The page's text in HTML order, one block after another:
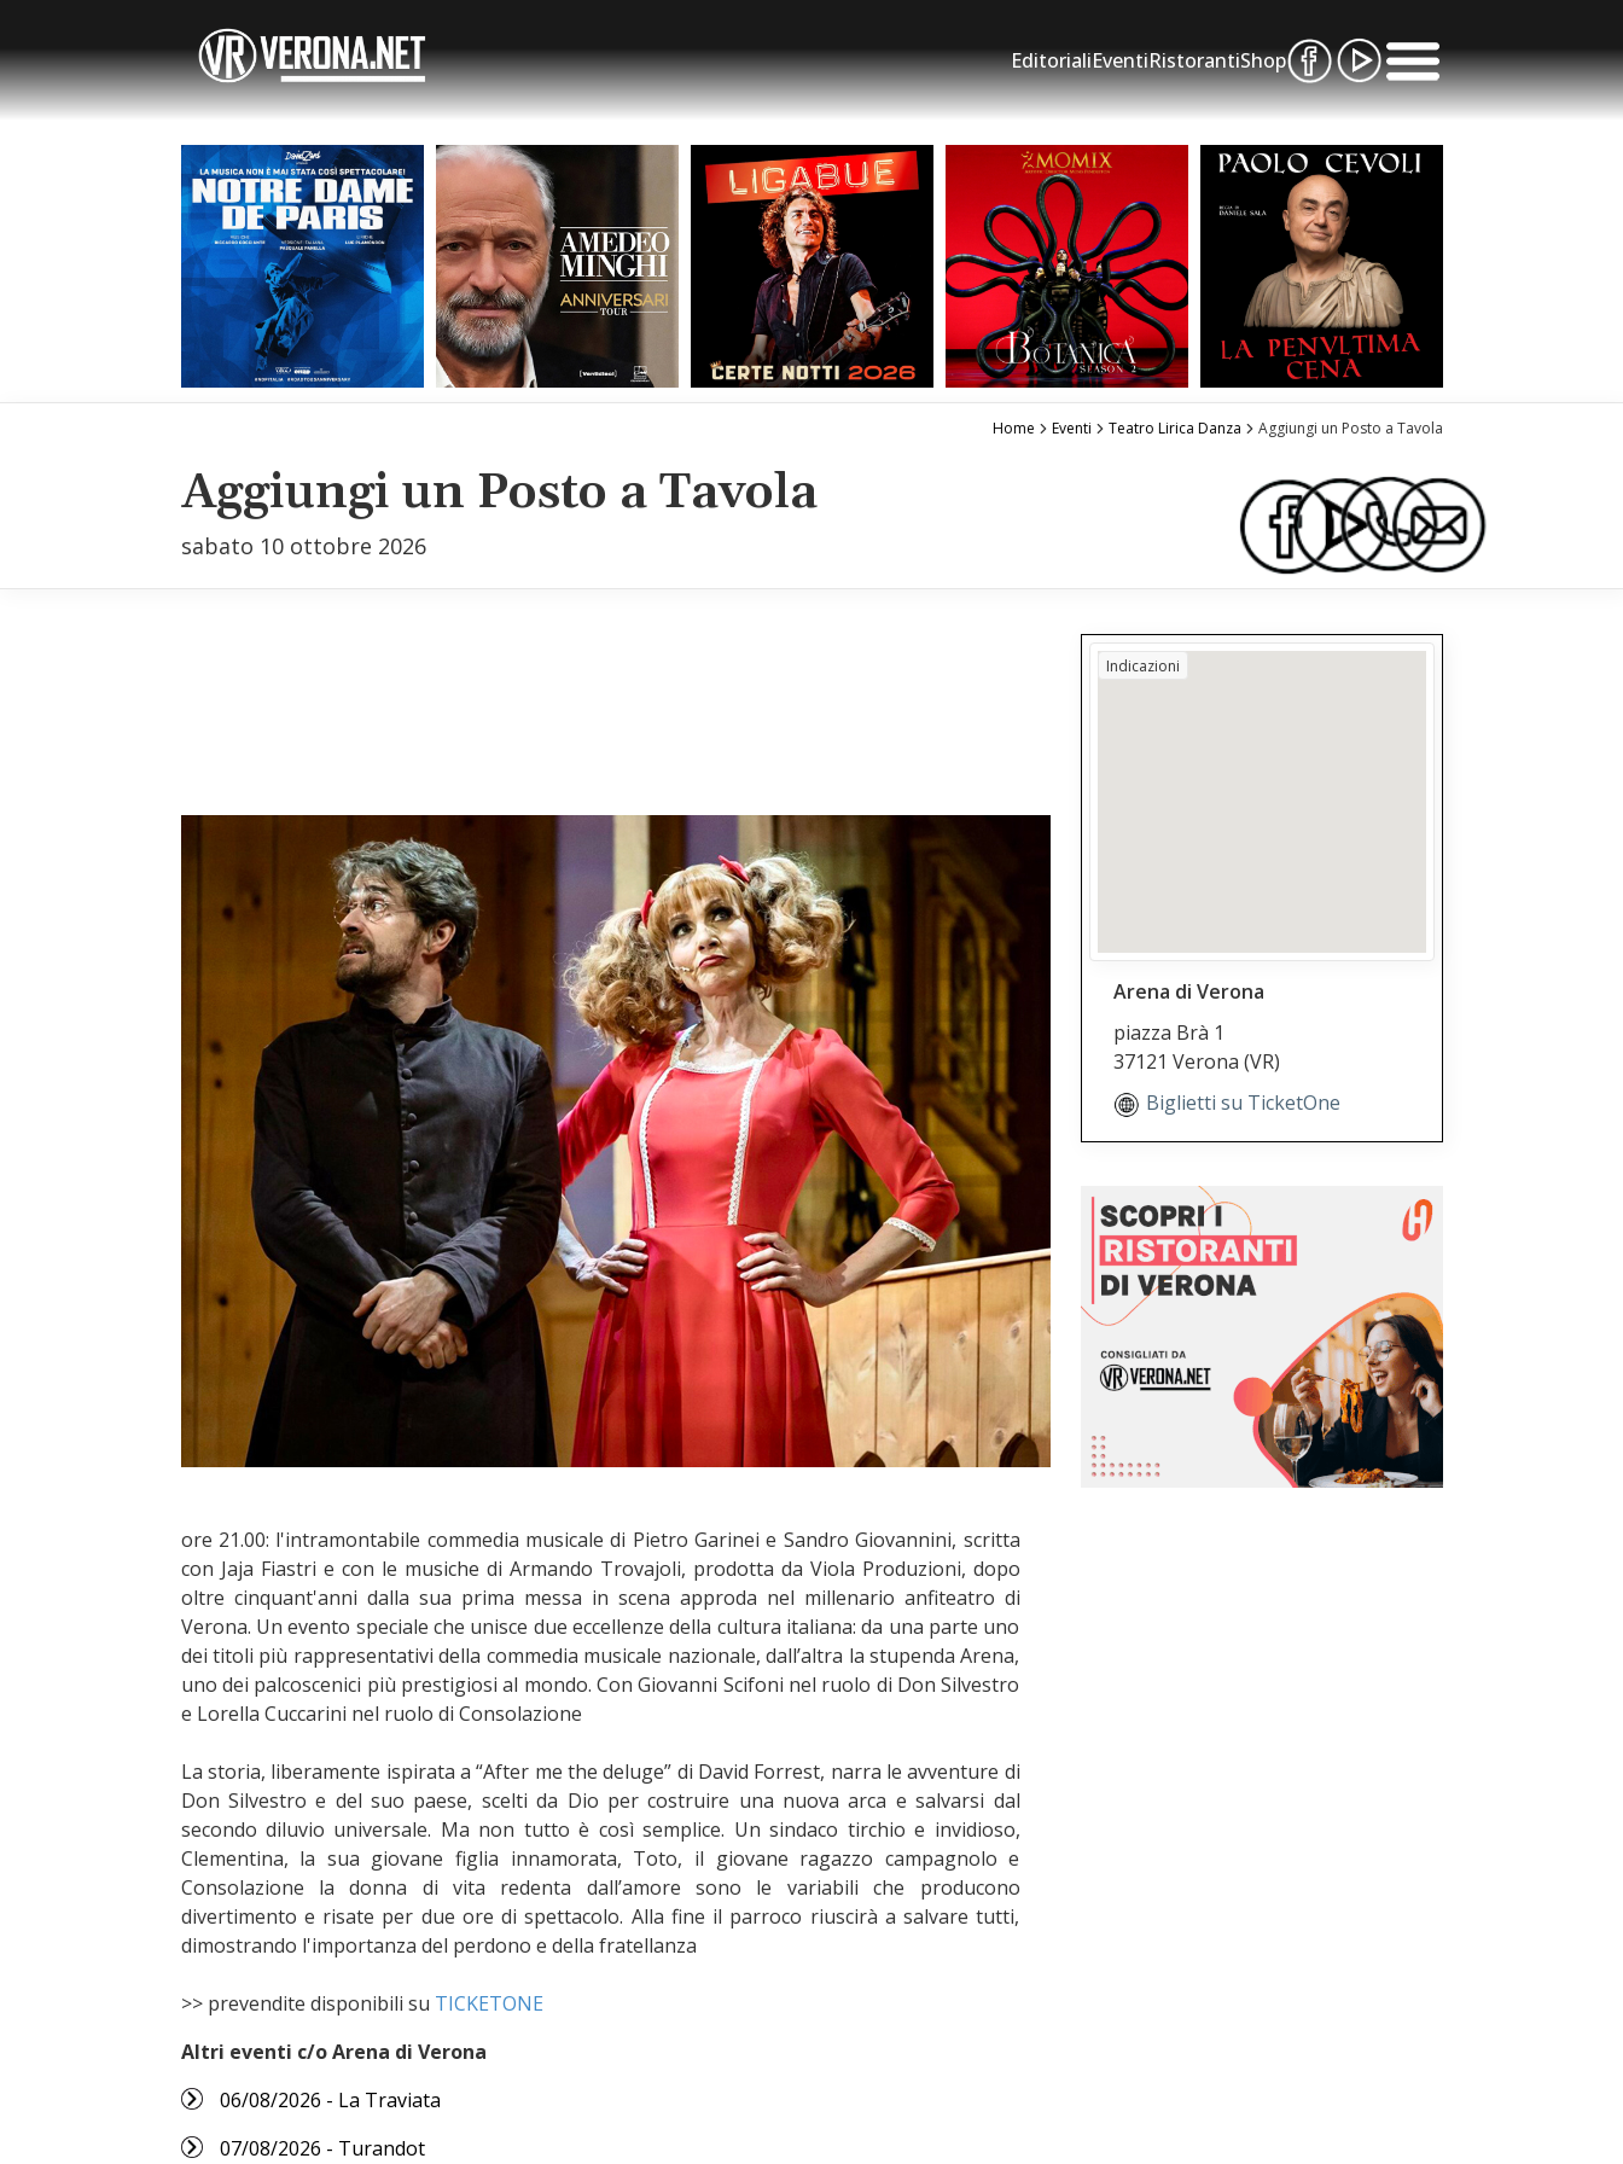
EditorialiEventiRistorantiShop
Home Eventi Teatro Lirica Danza Aggiungi un Posto a Tavola
Aggiungi un Posto a Tavola
sabato 10 ottobre 2026
ore 21.00: l'intramontabile commedia musicale di Pietro Garinei e Sandro Giovannini, scritta
con Jaja Fiastri e con le musiche di Armando Trovajoli, prodotta da Viola Produzioni, dopo
oltre cinquant'anni dalla sua prima messa in scena approda nel millenario anfiteatro di
Verona. Un evento speciale che unisce due eccellenze della cultura italiana: da una parte uno
dei titoli più rappresentativi della commedia musicale nazionale, dall’altra la stupenda Arena,
uno dei palcoscenici più prestigiosi al mondo. Con Giovanni Scifoni nel ruolo di Don Silvestro
e Lorella Cuccarini nel ruolo di Consolazione
La storia, liberamente ispirata a “After me the deluge” di David Forrest, narra le avventure di
Don Silvestro e del suo paese, scelti da Dio per costruire una nuova arca e salvarsi dal
secondo diluvio universale. Ma non tutto è così semplice. Un sindaco tirchio e invidioso,
Clementina, la sua giovane figlia innamorata, Toto, il giovane ragazzo campagnolo e
Consolazione la donna di vita redenta dall’amore sono le variabili che producono
divertimento e risate per due ore di spettacolo. Alla fine il parroco riuscirà a salvare tutti,
dimostrando l'importanza del perdono e della fratellanza
>> prevendite disponibili su TICKETONE
Altri eventi c/o Arena di Verona
06/08/2026 - La Traviata
07/08/2026 - Turandot
Indicazioni
Arena di Verona
piazza Brà 1
37121 Verona (VR)
Biglietti su TicketOne